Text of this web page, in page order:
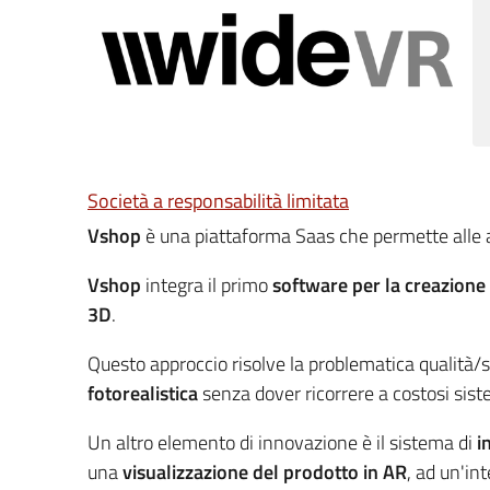
Società a responsabilità limitata
Vshop è una piattaforma Saas che permette
Vshop integra il primosoftware per la
3D.
Questo approccio risolve la problematica
fotorealisticasenza dover ricorrere a costosi
Un altro elemento di innovazione è il sistema di
unavisualizzazione del prodotto in AR, ad